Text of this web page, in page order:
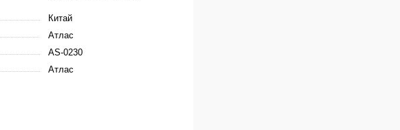
Китай
Атлас
AS-0230
Атлас